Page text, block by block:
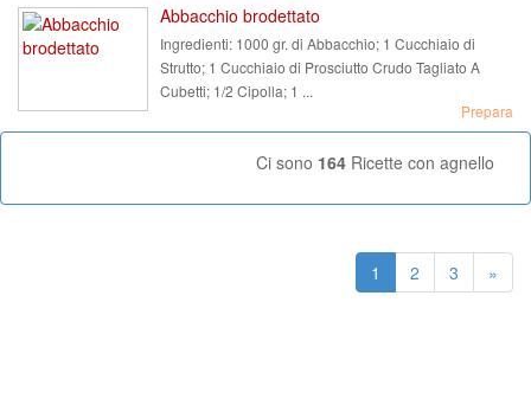
Abbacchio brodettato
Ingredienti: 1000 gr. di Abbacchio; 1 Cucchiaio di
Strutto; 1 Cucchiaio di Prosciutto Crudo Tagliato A
Cubetti; 1/2 Cipolla; 1 ...
Prepara
Ci sono 164 Ricette con agnello
1 2 3 »